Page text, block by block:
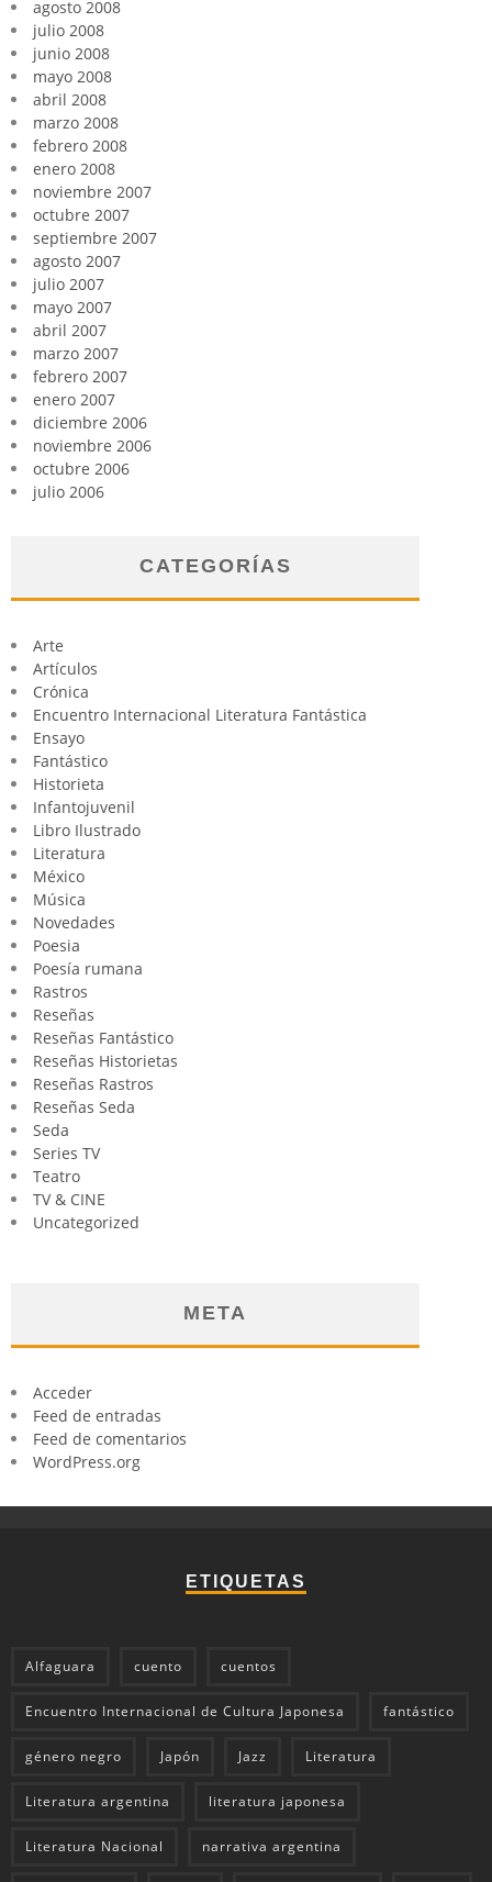
agosto 2008
julio 2008
junio 2008
mayo 2008
abril 2008
marzo 2008
febrero 2008
enero 2008
noviembre 2007
octubre 2007
septiembre 2007
agosto 2007
julio 2007
mayo 2007
abril 2007
marzo 2007
febrero 2007
enero 2007
diciembre 2006
noviembre 2006
octubre 2006
julio 2006
CATEGORÍAS
Arte
Artículos
Crónica
Encuentro Internacional Literatura Fantástica
Ensayo
Fantástico
Historieta
Infantojuvenil
Libro Ilustrado
Literatura
México
Música
Novedades
Poesia
Poesía rumana
Rastros
Reseñas
Reseñas Fantástico
Reseñas Historietas
Reseñas Rastros
Reseñas Seda
Seda
Series TV
Teatro
TV & CINE
Uncategorized
META
Acceder
Feed de entradas
Feed de comentarios
WordPress.org
ETIQUETAS
Alfaguara cuento cuentos
Encuentro Internacional de Cultura Japonesa fantástico
género negro Japón Jazz Literatura
Literatura argentina literatura japonesa
Literatura Nacional narrativa argentina